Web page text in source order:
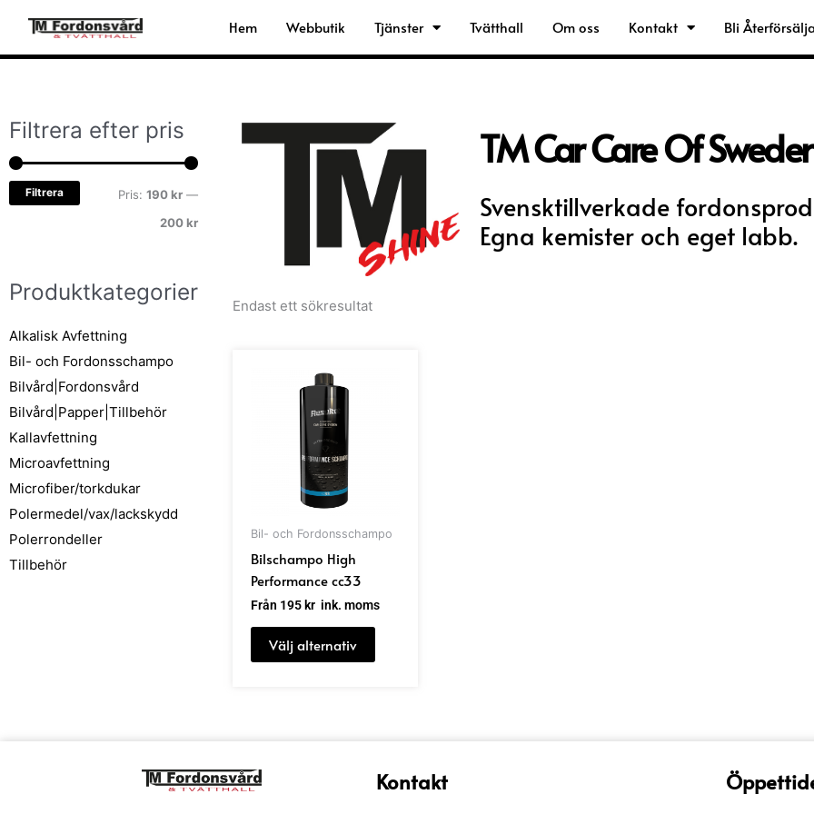
innehåll
Hem Webbutik Tjänster Tvätthall Om oss Kontakt Bli
Filtrera efter pris
Filtrera Pris: 190 kr —
200 kr
Produktkategorier
Alkalisk Avfettning
Bil- och Fordonsschampo
Bilvård|Fordonsvård
Bilvård|Papper|Tillbehör
Kallavfettning
Microavfettning
Microfiber/torkdukar
Polermedel/vax/lackskydd
Polerrondeller
Tillbehör
TM Car Care Of
Svensktillverkade
Egna kemister och eget labb.
Endast ett sökresultat
Bil- och Fordonsschampo
Bilschampo High
Performance cc33
Från 195 kr ink. moms
Välj alternativ
alternativen
på
Kontakt